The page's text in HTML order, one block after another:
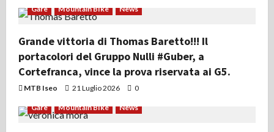
Gare Mountain Bike News
Grande vittoria di Thomas Baretto!!! Il
portacolori del Gruppo Nulli #Guber, a
Cortefranca, vince la prova riservata ai G5.
MTB Iseo 21 Luglio 2026 0
Gare Mountain Bike News